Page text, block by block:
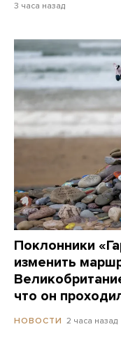
3 часа назад
Поклонники
изменить
что он
НОВОСТИ 2 часа назад